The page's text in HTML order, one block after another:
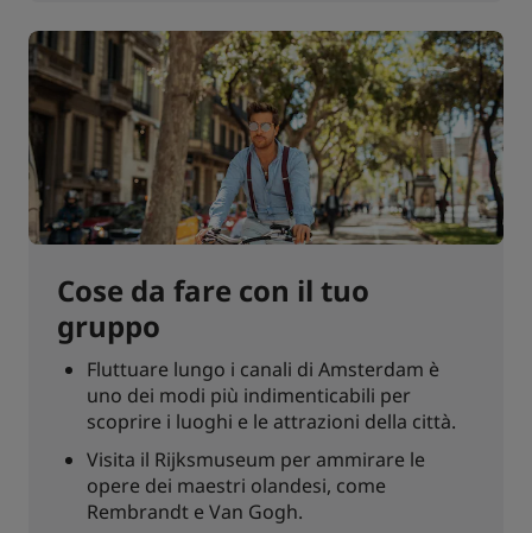
Cose da fare con il tuo
gruppo
Fluttuare lungo i canali di Amsterdam è
uno dei modi più indimenticabili per
scoprire i luoghi e le attrazioni della città.
Visita il Rijksmuseum per ammirare le
opere dei maestri olandesi, come
Rembrandt e Van Gogh.